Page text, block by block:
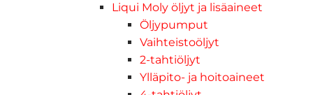
Liqui Moly öljyt ja lisäaineet
Öljypumput
Vaihteistoöljyt
2-tahtiöljyt
Ylläpito- ja hoitoaineet